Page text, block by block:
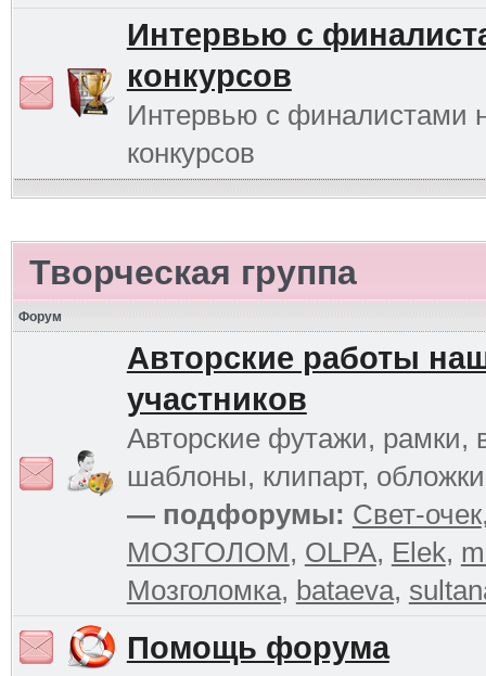
Интервью с
конкурсов
Интервью с финалистами
конкурсов
Творческая группа
Форум
Авторские работы
участников
Авторские футажи, рамки,
шаблоны, клипарт,
— подфорумы: Свет-очек
МОЗГОЛОМ, OLPA, Elek,
Мозголомка, bataeva,
Помощь форума